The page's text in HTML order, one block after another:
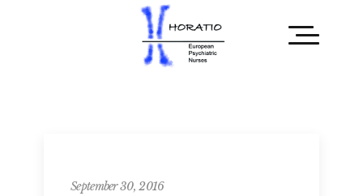
September 30, 2016